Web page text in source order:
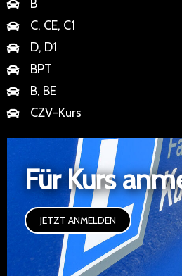
B
C, CE, C1
D, D1
BPT
B, BE
CZV-Kurs
Für Kurs
JETZT ANMELDEN